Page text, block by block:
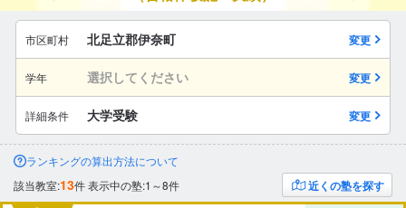
市区町村 北足立郡伊奈町 変更
学年 選択してください 変更
詳細条件 大学受験 変更
ランキングの算出方法について
該当教室:13件表示中の塾:1～8件 近くの塾を探す